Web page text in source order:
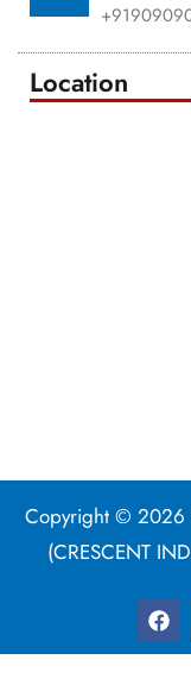
Location
Copyright © 2026
(CRESCENT
F
a
c